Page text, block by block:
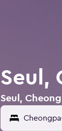
Seul,
Seul,